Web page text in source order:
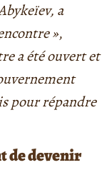
a
»,
a été ouvert et
pour répandre
de devenir